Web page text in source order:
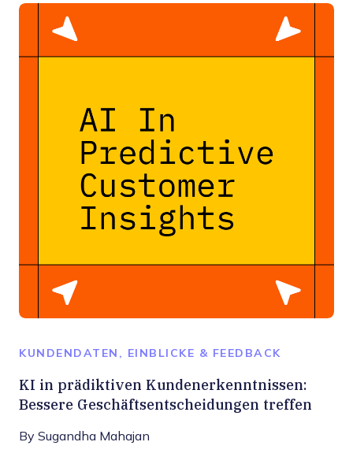
KUNDENDATEN, EINBLICKE & FEEDBACK
KI in prädiktiven Kundenerkenntnissen:
Bessere Geschäftsentscheidungen treffen
By Sugandha Mahajan